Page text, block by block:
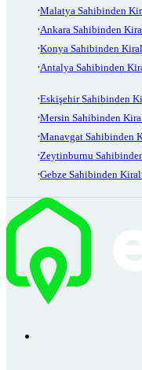
Malatya Sahibinden
Ankara Sahibinden
Konya Sahibinden
Antalya Sahibinden
Eskişehir Sahibinden
Mersin Sahibinden
Manavgat Sahibinden
Zeytinburnu
Gebze Sahibinden